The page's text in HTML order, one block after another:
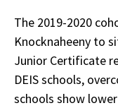
The 2019-2020
Knocknaheeny to
Junior Certificate
DEIS schools,
schools show